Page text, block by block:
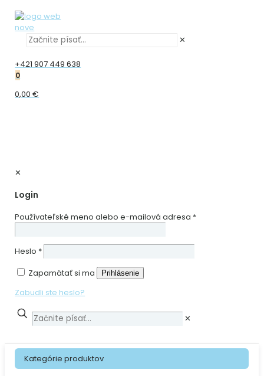
✕
+421 907 449 638
0
0,00 €
✕
Login
Používateľské meno alebo e-mailová adresa *
Heslo *
Zapamätať si ma
Prihlásenie
Zabudli ste heslo?
✕
Kategórie produktov